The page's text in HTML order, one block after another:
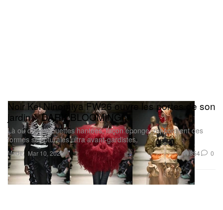
Mode
Noir Kei Ninomiya FW26 ouvre les portes de son
jardin « DARK BLOOMING »
Là où des silhouettes hantées, façon éponge, rencontrent des
formes sculpturales ultra avant-gardistes.
Mar 10, 2026 854 0